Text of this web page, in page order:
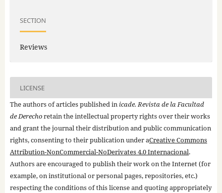
SECTION
Reviews
LICENSE
The authors of articles published in icade. Revista de la Facultad
de Derechoretain the intellectual property rights over their works
and grant the journal their distribution and public communication
rights, consenting to their publication under aCreative Commons
Attribution-NonCommercial-NoDerivates 4.0 Internacional.
Authors are encouraged to publish their work on the Internet (for
example, on institutional or personal pages, repositories, etc.)
respecting the conditions of this license and quoting appropriately